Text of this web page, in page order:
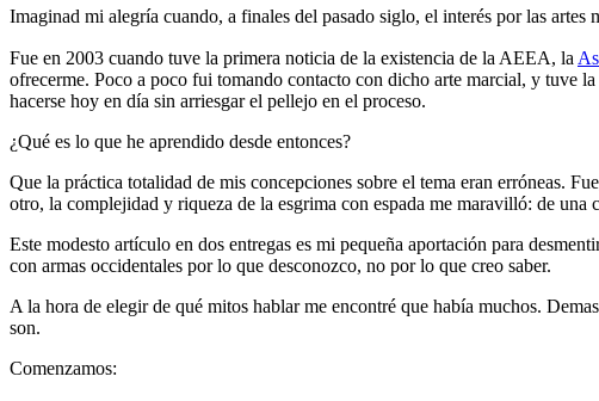
Imaginad mi alegría cuando, a finales del pasado siglo, el interés por las artes
Fue en 2003 cuando tuve la primera noticia de la existencia de la AEEA, la
ofrecerme. Poco a poco fui tomando contacto con dicho arte marcial, y tuve
hacerse hoy en día sin arriesgar el pellejo en el proceso.
¿Qué es lo que he aprendido desde entonces?
Que la práctica totalidad de mis concepciones sobre el tema eran erróneas.
otro, la complejidad y riqueza de la esgrima con espada me maravilló: de
Este modesto artículo en dos entregas es mi pequeña aportación para
con armas occidentales por lo que desconozco, no por lo que creo saber.
A la hora de elegir de qué mitos hablar me encontré que había muchos.
son.
Comenzamos: